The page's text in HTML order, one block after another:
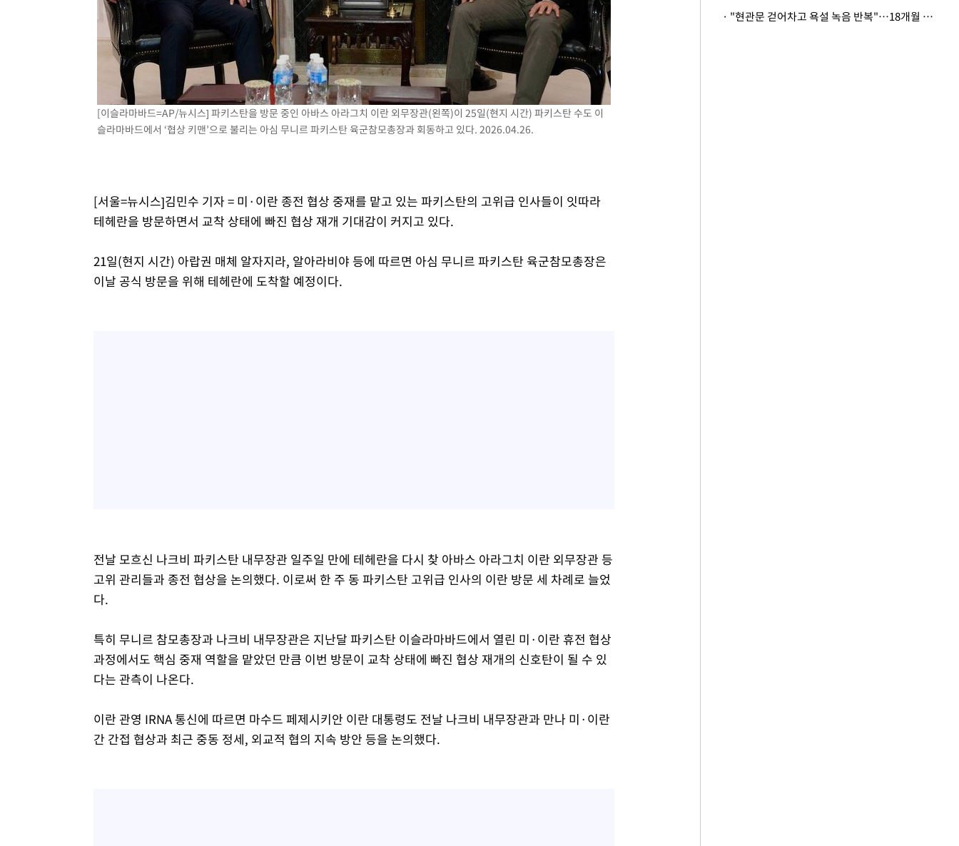
[속보]美, 폴리실리콘 수입 규제…파생제품 15% 관세, 120일 후 발
[속보]트럼프, 美 원정출산 금지 행정명령 서명
[속보] 뉴욕증시, 일제 하락 마감…나스닥 0.06%↓
[이슬라마바드=AP/뉴시스] 파키스탄을 방문 중인 아바스 아라그치 이란 외무장관(왼쪽)이 25일(현지 시간) 파키스탄 수도 이
슬라마바드에서 ‘협상 키맨’으로 불리는 아심 무니르 파키스탄 육군참모총장과 회동하고 있다. 2026.04.26.
[서울=뉴시스]김민수 기자 = 미·이란 종전 협상 중재를 맡고 있는 파키스탄의 고위급 인사들이 잇따라
테헤란을 방문하면서 교착 상태에 빠진 협상 재개 기대감이 커지고 있다.
21일(현지 시간) 아랍권 매체 알자지라, 알아라비야 등에 따르면 아심 무니르 파키스탄 육군참모총장은
이날 공식 방문을 위해 테헤란에 도착할 예정이다.
전날 모흐신 나크비 파키스탄 내무장관 일주일 만에 테헤란을 다시 찾 아바스 아라그치 이란 외무장관 등
고위 관리들과 종전 협상을 논의했다. 이로써 한 주 동 파키스탄 고위급 인사의 이란 방문 세 차례로 늘었
다.
특히 무니르 참모총장과 나크비 내무장관은 지난달 파키스탄 이슬라마바드에서 열린 미·이란 휴전 협상
과정에서도 핵심 중재 역할을 맡았던 만큼 이번 방문이 교착 상태에 빠진 협상 재개의 신호탄이 될 수 있
다는 관측이 나온다.
이란 관영 IRNA 통신에 따르면 마수드 페제시키안 이란 대통령도 전날 나크비 내무장관과 만나 미·이란
간 간접 협상과 최근 중동 정세, 외교적 협의 지속 방안 등을 논의했다.
· "현관문 걷어차고 욕설 녹음 반복"…18개월 아기 키우는 집 뒤흔든 '앞집의 비극'